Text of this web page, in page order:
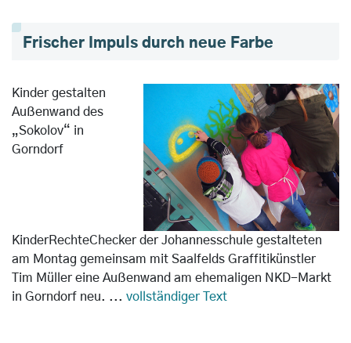
Frischer Impuls durch neue Farbe
Kinder gestalten
Außenwand des
„Sokolov“ in
Gorndorf
KinderRechteChecker der Johannesschule gestalteten
am Montag gemeinsam mit Saalfelds Graffitikünstler
Tim Müller eine Außenwand am ehemaligen NKD-Markt
in Gorndorf neu. ... vollständiger Text